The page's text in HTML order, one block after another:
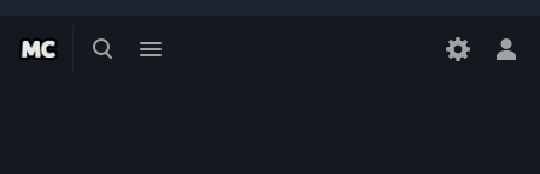
BasculerBasculer
le
Contact